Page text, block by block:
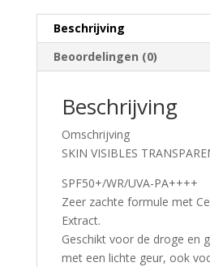
Beschrijving
Beoordelingen (0)
Beschrijving
Omschrijving
SKIN VISIBLES
SPF50+/WR/UVA-PA++++
Zeer zachte formule met
Extract.
Geschikt voor de droge en
met een lichte geur, ook